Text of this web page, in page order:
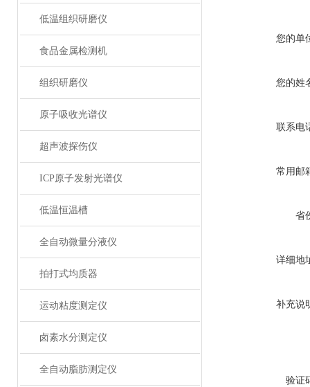
低温组织研磨仪
食品金属检测机
组织研磨仪
原子吸收光谱仪
超声波探伤仪
ICP原子发射光谱仪
低温恒温槽
全自动微量分液仪
拍打式均质器
运动粘度测定仪
卤素水分测定仪
全自动脂肪测定仪
您的单
您的姓
联系电
常用邮
省
详细地
补充说
验证